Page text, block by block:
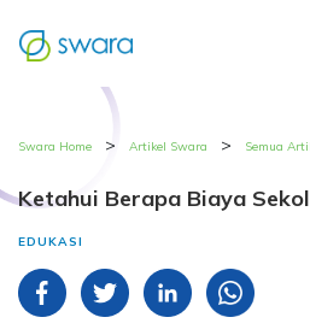
Swara Home > Artikel Swara > Semua
Ketahui Berapa Biaya
EDUKASI